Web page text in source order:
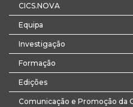
CICS.NOVA
Equipa
Investigação
Formação
Edições
Comunicação e Promoção da